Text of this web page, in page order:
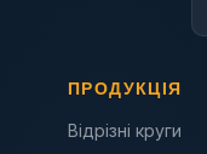
ПРОДУКЦІЯ
Відрізні круги